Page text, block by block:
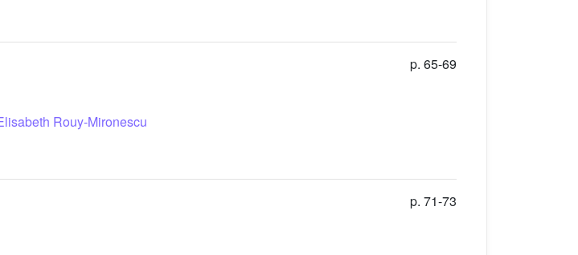
Rouy-Mironescu
p. 65-69
p. 71-73